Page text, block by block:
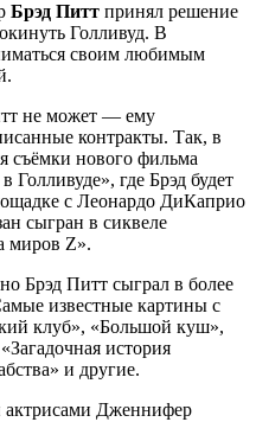
Брэд Питт принял решение
Голливуд. В
своим любимым
не может — ему
контракты. Так, в
съёмки нового фильма
где Брэд будет
с Леонардо ДиКаприо
сыгран в сиквеле
миров Z».
Брэд Питт сыграл в более
известные картины с
клуб», «Большой куш»,
история
и другие.
актрисами Дженнифер